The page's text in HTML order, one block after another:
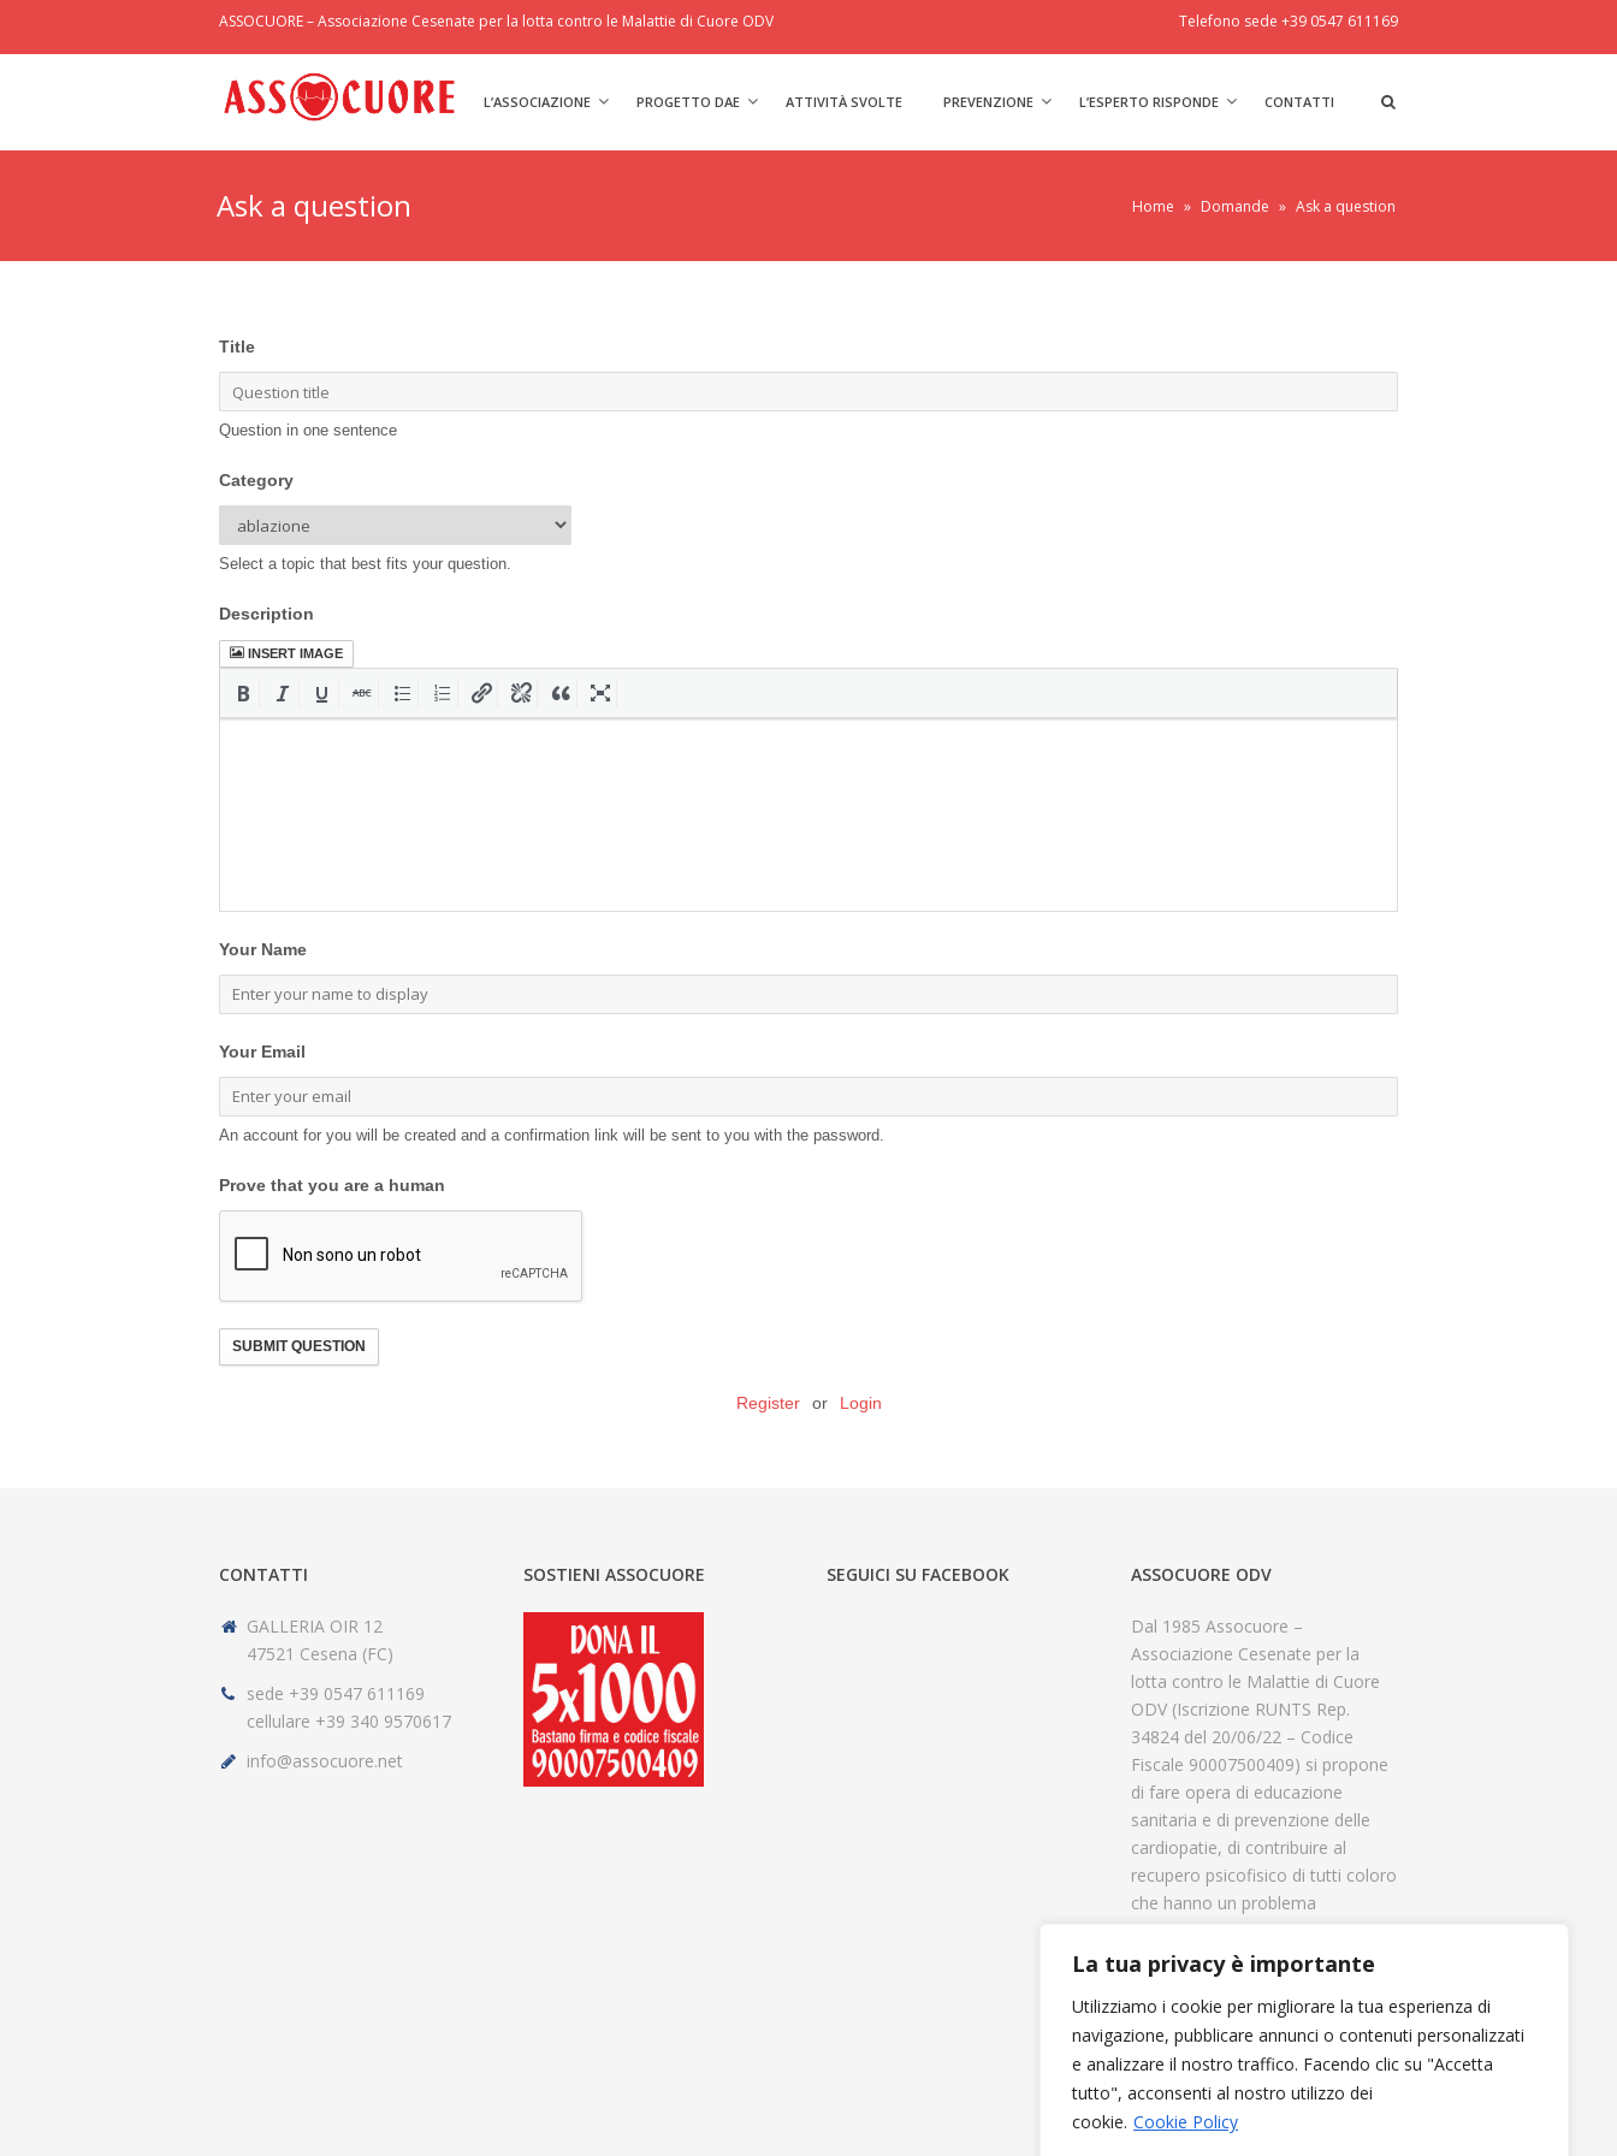
La tua privacy è importante
Utilizziamo i cookie per migliorare la tua esperienza di
navigazione, pubblicare annunci o contenuti personalizzati
e analizzare il nostro traffico. Facendo clic su "Accetta
tutto", acconsenti al nostro utilizzo dei
cookie. Cookie Policy
ASSOCUORE – Associazione Cesenate per la lotta contro le Malattie di Cuore ODV Telefono sede +39 0547 611169
L’ASSOCIAZIONE PROGETTO DAE ATTIVITÀ SVOLTE PREVENZIONE L’ESPERTO RISPONDE CONTATTI
Ask a question Home » Domande » Ask a question
Title
Question in one sentence
Category
Select a topic that best fits your question.
Description
INSERT IMAGE
Your Name
Your Email
An account for you will be created and a confirmation link will be sent to you with the password.
Prove that you are a human
SUBMIT QUESTION
Register or Login
CONTATTI
GALLERIA OIR 12
47521 Cesena (FC)
sede +39 0547 611169
cellulare +39 340 9570617
info@assocuore.net
SOSTIENI ASSOCUORE SEGUICI SU FACEBOOK ASSOCUORE ODV
Dal 1985 Assocuore –
Associazione Cesenate per la
lotta contro le Malattie di Cuore
ODV (Iscrizione RUNTS Rep.
34824 del 20/06/22 – Codice
Fiscale 90007500409) si propone
di fare opera di educazione
sanitaria e di prevenzione delle
cardiopatie, di contribuire al
recupero psicofisico di tutti coloro
che hanno un problema
progresso delle strutture